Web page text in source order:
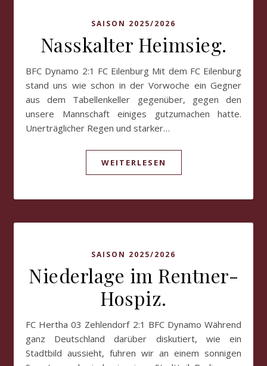
SAISON 2025/2026
Nasskalter Heimsieg.
BFC Dynamo 2:1 FC Eilenburg Mit dem FC Eilenburg
stand uns wie schon in der Vorwoche ein Gegner
aus dem Tabellenkeller gegenüber, gegen den
unsere Mannschaft einiges gutzumachen hatte.
Unerträglicher Regen und starker…
WEITERLESEN
SAISON 2025/2026
Niederlage im Rentner-
Hospiz.
FC Hertha 03 Zehlendorf 2:1 BFC Dynamo Während
ganz Deutschland darüber diskutiert, wie ein
Stadtbild aussieht, fuhren wir an einem sonnigen